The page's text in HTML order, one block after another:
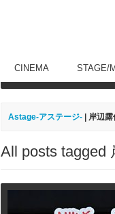
CINEMA STAGE/
Astage-アステージ- 岸辺
All posts tagged